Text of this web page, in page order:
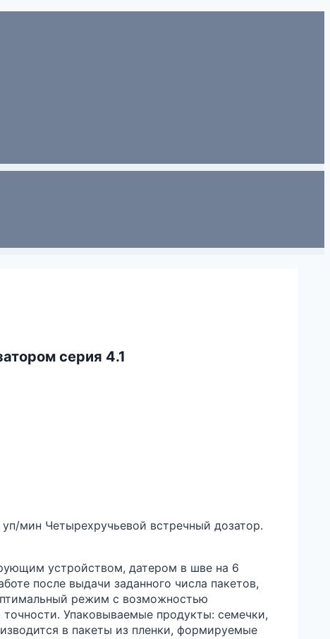
серия 4.1
мин Четырехручьевой встречный дозатор.
устройством, датером в шве на 6
после выдачи заданного числа пакетов,
режим с возможностью
Упаковываемые продукты: семечки,
в пакеты из пленки, формируемые